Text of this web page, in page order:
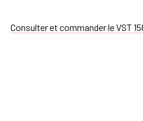
Consulter et commander le VST